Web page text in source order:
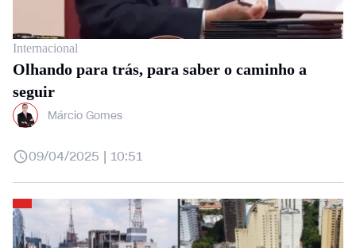
Internacional
Olhando para trás, para saber o caminho a
seguir
Márcio Gomes
09/04/2025 | 10:51